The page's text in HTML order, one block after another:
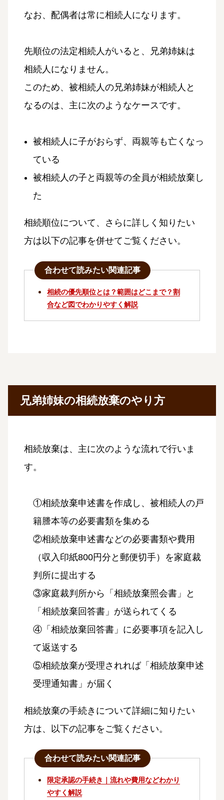
なお、配偶者は常に相続人になります。
先順位の法定相続人がいると、兄弟姉妹は
相続人になりません。
このため、被相続人の兄弟姉妹が相続人と
なるのは、主に次のようなケースです。
被相続人に子がおらず、両親等も亡くなっ
ている
被相続人の子と両親等の全員が相続放棄し
た
相続順位について、さらに詳しく知りたい
方は以下の記事を併せてご覧ください。
合わせて読みたい関連記事
相続の優先順位とは？範囲はどこまで？割
合など図でわかりやすく解説
兄弟姉妹の相続放棄のやり方
相続放棄は、主に次のような流れで行いま
す。
①相続放棄申述書を作成し、被相続人の戸
籍謄本等の必要書類を集める
②相続放棄申述書などの必要書類や費用
（収入印紙800円分と郵便切手）を家庭裁
判所に提出する
③家庭裁判所から「相続放棄照会書」と
「相続放棄回答書」が送られてくる
④「相続放棄回答書」に必要事項を記入し
て返送する
⑤相続放棄が受理されれば「相続放棄申述
受理通知書」が届く
相続放棄の手続きについて詳細に知りたい
方は、以下の記事をご覧ください。
合わせて読みたい関連記事
限定承認の手続き｜流れや費用などわかり
やすく解説